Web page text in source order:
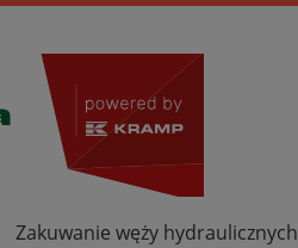
Zakuwanie węży hydraulicznych